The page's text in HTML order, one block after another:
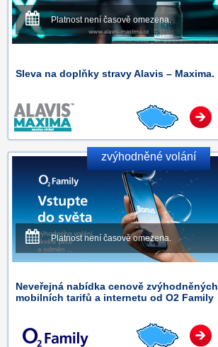
Platnost není časově omezena.
Sleva na doplňky stravy Alavis – Maxima.
zvýhodněné volání
Platnost není časově omezena.
Neveřejná nabídka cenově zvýhodněných
mobilních tarifů a internetu od O2 Family